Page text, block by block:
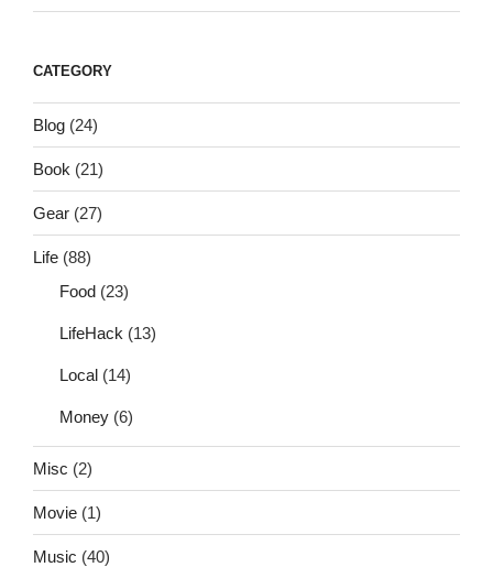
CATEGORY
Blog (24)
Book (21)
Gear (27)
Life (88)
Food (23)
LifeHack (13)
Local (14)
Money (6)
Misc (2)
Movie (1)
Music (40)